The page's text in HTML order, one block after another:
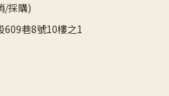
/採購)
609巷8號10樓之1